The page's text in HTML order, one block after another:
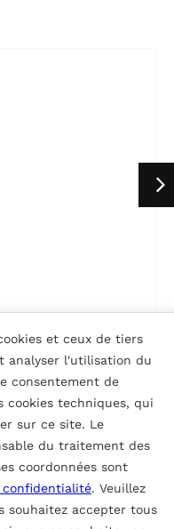
et ceux de tiers
analyser l'utilisation du
consentement de
cookies techniques, qui
sur ce site. Le
du traitement des
coordonnées sont
. Veuillez
souhaitez accepter tous
COULEURS